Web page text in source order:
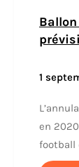
1
en
football